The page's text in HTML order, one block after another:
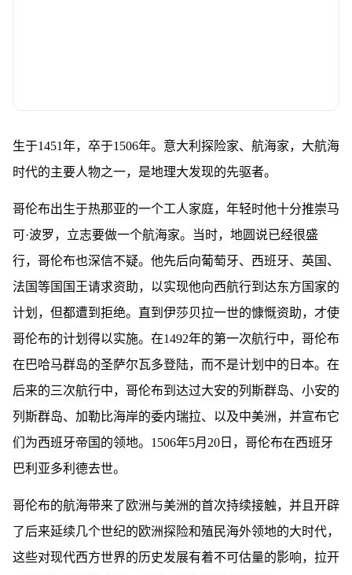
生于1451年，卒于1506年。意大利探险家、航海家，大航海
时代的主要人物之一，是地理大发现的先驱者。
哥伦布出生于热那亚的一个工人家庭，年轻时他十分推崇马
可·波罗，立志要做一个航海家。当时，地圆说已经很盛
行，哥伦布也深信不疑。他先后向葡萄牙、西班牙、英国、
法国等国国王请求资助，以实现他向西航行到达东方国家的
计划，但都遭到拒绝。直到伊莎贝拉一世的慷慨资助，才使
哥伦布的计划得以实施。在1492年的第一次航行中，哥伦布
在巴哈马群岛的圣萨尔瓦多登陆，而不是计划中的日本。在
后来的三次航行中，哥伦布到达过大安的列斯群岛、小安的
列斯群岛、加勒比海岸的委内瑞拉、以及中美洲，并宣布它
们为西班牙帝国的领地。1506年5月20日，哥伦布在西班牙
巴利亚多利德去世。
哥伦布的航海带来了欧洲与美洲的首次持续接触，并且开辟
了后来延续几个世纪的欧洲探险和殖民海外领地的大时代，
这些对现代西方世界的历史发展有着不可估量的影响，拉开